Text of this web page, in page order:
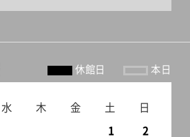
休館日 本日
水 木 金 土 日
1
2